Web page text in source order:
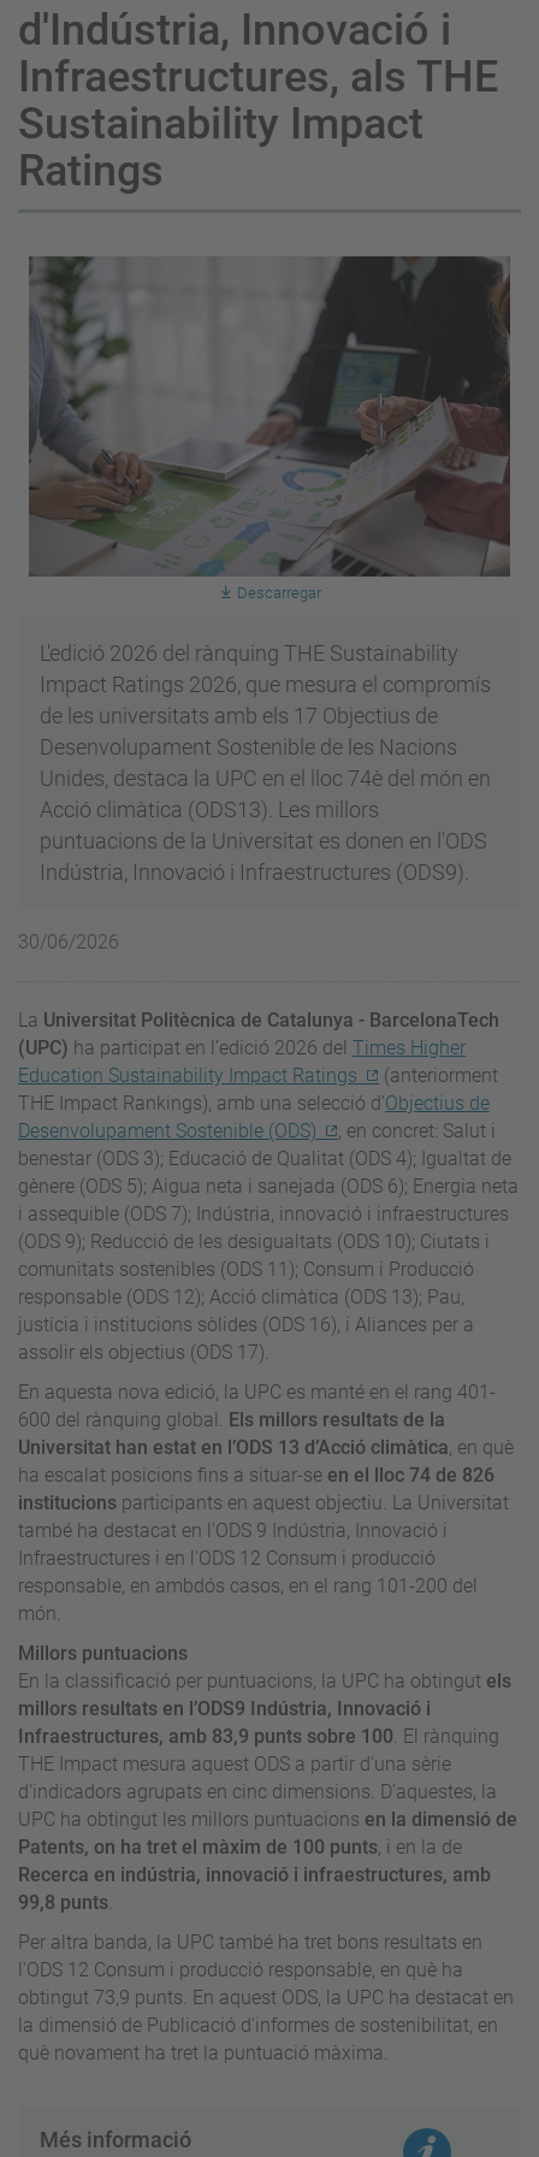
d'Indústria, Innovació i
Infraestructures, als THE
Sustainability Impact
Ratings
Descarregar
L'edició 2026 del rànquing THE Sustainability
Impact Ratings 2026, que mesura el compromís
de les universitats amb els 17 Objectius de
Desenvolupament Sostenible de les Nacions
Unides, destaca la UPC en el lloc 74è del món en
Acció climàtica (ODS13). Les millors
puntuacions de la Universitat es donen en l'ODS
Indústria, Innovació i Infraestructures (ODS9).
30/06/2026
La Universitat Politècnica de Catalunya - BarcelonaTech
(UPC) ha participat en l’edició 2026 del Times Higher
Education Sustainability Impact Ratings
(anteriorment
THE Impact Rankings), amb una selecció d’Objectius de
Desenvolupament Sostenible (ODS)
, en concret: Salut i
benestar (ODS 3); Educació de Qualitat (ODS 4); Igualtat de
gènere (ODS 5); Aigua neta i sanejada (ODS 6); Energia neta
i assequible (ODS 7); Indústria, innovació i infraestructures
(ODS 9); Reducció de les desigualtats (ODS 10); Ciutats i
comunitats sostenibles (ODS 11); Consum i Producció
responsable (ODS 12); Acció climàtica (ODS 13); Pau,
justícia i institucions sòlides (ODS 16), i Aliances per a
assolir els objectius (ODS 17).
En aquesta nova edició, la UPC es manté en el rang 401-
600 del rànquing global. Els millors resultats de la
Universitat han estat en l’ODS 13 d’Acció climàtica, en què
ha escalat posicions fins a situar-se en el lloc 74 de 826
institucions participants en aquest objectiu. La Universitat
també ha destacat en l'ODS 9 Indústria, Innovació i
Infraestructures i en l'ODS 12 Consum i producció
responsable, en ambdós casos, en el rang 101-200 del
món.
Millors puntuacions
En la classificació per puntuacions, la UPC ha obtingut els
millors resultats en l’ODS9 Indústria, Innovació i
Infraestructures, amb 83,9 punts sobre 100. El rànquing
THE Impact mesura aquest ODS a partir d'una sèrie
d'indicadors agrupats en cinc dimensions. D'aquestes, la
UPC ha obtingut les millors puntuacions en la dimensió de
Patents, on ha tret el màxim de 100 punts, i en la de
Recerca en indústria, innovació i infraestructures, amb
99,8 punts.
Per altra banda, la UPC també ha tret bons resultats en
l'ODS 12 Consum i producció responsable, en què ha
obtingut 73,9 punts. En aquest ODS, la UPC ha destacat en
la dimensió de Publicació d'informes de sostenibilitat, en
què novament ha tret la puntuació màxima.
Més informació